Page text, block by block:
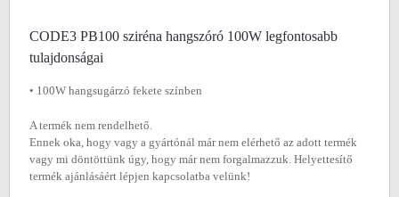
CODE3 PB100 sziréna hangszóró 100W legfontosabb
tulajdonságai
• 100W hangsugárzó fekete színben
A termék nem rendelhető.
Ennek oka, hogy vagy a gyártónál már nem elérhető az adott termék
vagy mi döntöttünk úgy, hogy már nem forgalmazzuk. Helyettesítő
termék ajánlásáért lépjen kapcsolatba velünk!